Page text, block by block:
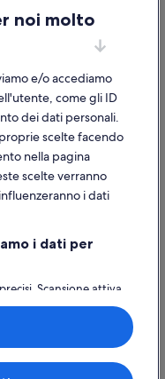
contenuti
o una casa vacanze
noi molto
e/o accediamo
come gli ID
dei dati personali.
scelte facendo
nella pagina
scelte verranno
i dati
i dati per
Scansione attiva
fini
su dispositivo
personalizzati,
e degli
di servizi.